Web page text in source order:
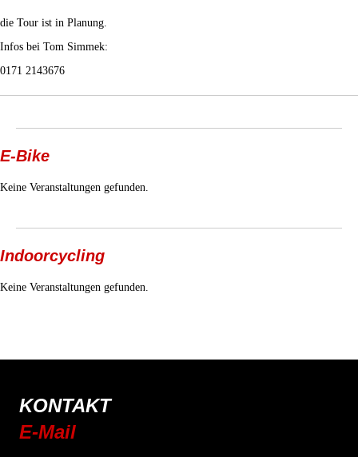
die Tour ist in Planung.
Infos bei Tom Simmek:
0171 2143676
E-Bike
Keine Veranstaltungen gefunden.
Indoorcycling
Keine Veranstaltungen gefunden.
KONTAKT
E-Mail